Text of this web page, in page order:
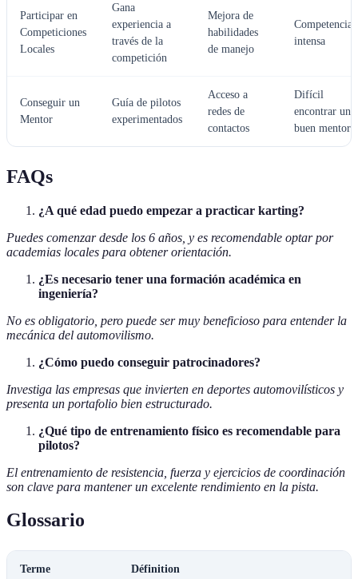
Participar en
Competiciones
Locales
Gana
experiencia a
través de la
competición
Mejora de
habilidades
de manejo
Competencia
intensa
Conseguir un
Mentor
Guía de pilotos
experimentados
Acceso a
redes de
contactos
Difícil
encontrar un
buen mentor
FAQs
¿A qué edad puedo empezar a practicar karting?
Puedes comenzar desde los 6 años, y es recomendable optar por
academias locales para obtener orientación.
¿Es necesario tener una formación académica en
ingeniería?
No es obligatorio, pero puede ser muy beneficioso para entender la
mecánica del automovilismo.
¿Cómo puedo conseguir patrocinadores?
Investiga las empresas que invierten en deportes automovilísticos y
presenta un portafolio bien estructurado.
¿Qué tipo de entrenamiento físico es recomendable para
pilotos?
El entrenamiento de resistencia, fuerza y ejercicios de coordinación
son clave para mantener un excelente rendimiento en la pista.
Glossario
Terme Définition